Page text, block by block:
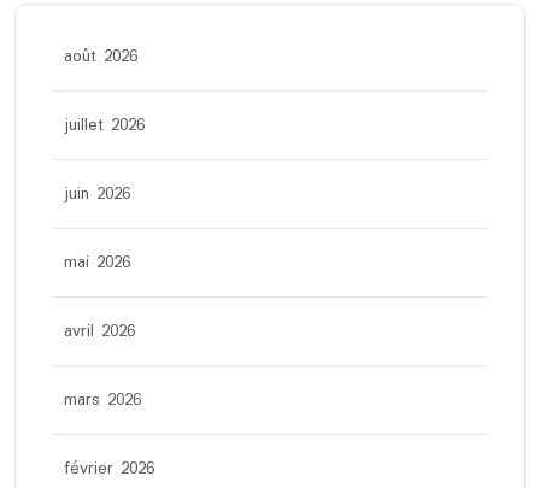
août 2026
juillet 2026
juin 2026
mai 2026
avril 2026
mars 2026
février 2026